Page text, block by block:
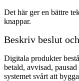
Det här ger en bättre
knappar.
Beskriv beslut
Digitala produkter
betald, avvisad,
systemet svårt att